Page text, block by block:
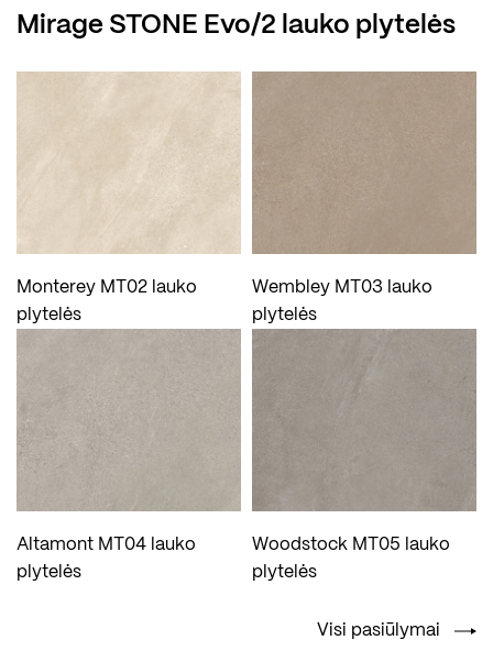
Mirage STONE Evo/2 lauko plytelės
Monterey MT02 lauko
plytelės
Wembley MT03 lauko
plytelės
Altamont MT04 lauko
plytelės
Woodstock MT05 lauko
plytelės
Visi pasiūlymai